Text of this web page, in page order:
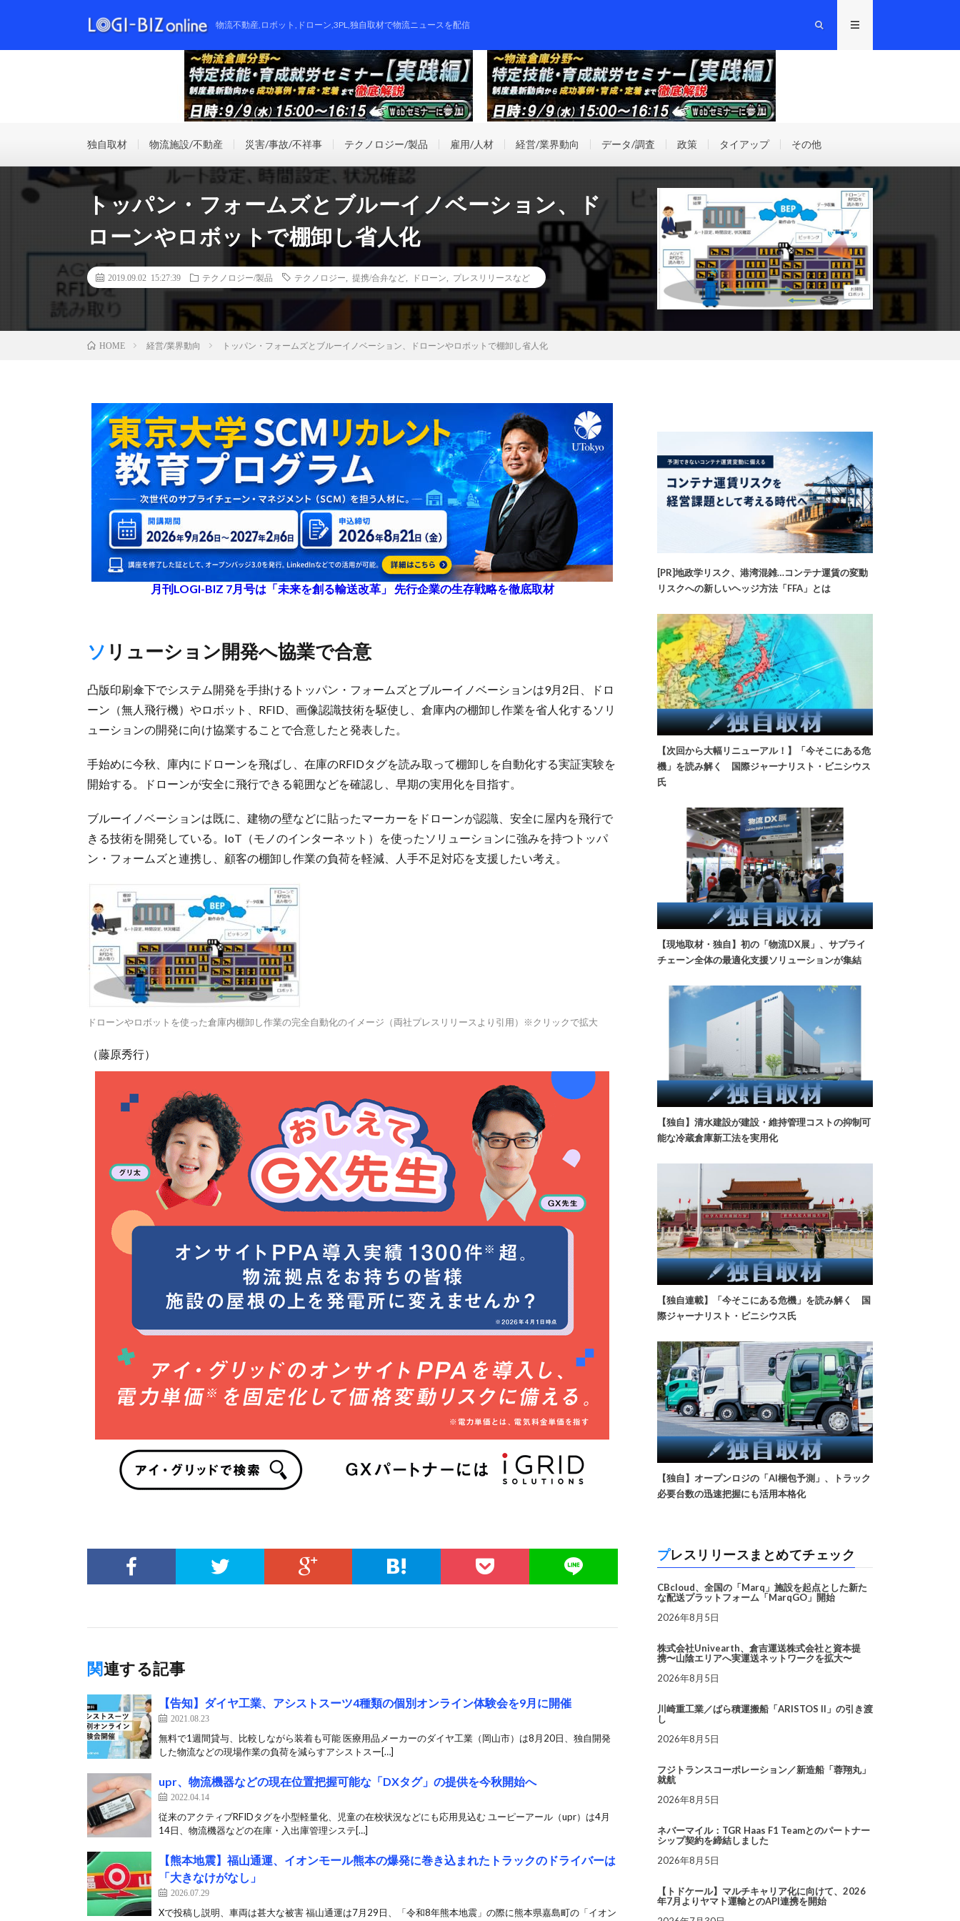
物流不動産,ロボット,ドローン,3PL,独自取材で物流ニュースを配信
独自取材 物流施設/不動産 災害/事故/不祥事 テクノロジー/製品 雇用/人材 経営/業界動向 データ/調査 政策 タイアップ その他
トッパン・フォームズとブルーイノベーション、ド
ローンやロボットで棚卸し省人化
2019.09.02 15:27:39 テクノロジー/製品 テクノロジー 提携/合弁など ドローン プレスリリースなど
HOME 経営/業界動向 トッパン・フォームズとブルーイノベーション、ドローンやロボットで棚卸し省人化
月刊LOGI-BIZ 7月号は「未来を創る輸送改革」 先行企業の生存戦略を徹底取材
ソリューション開発へ協業で合意
凸版印刷傘下でシステム開発を手掛けるトッパン・フォームズとブルーイノベーションは9月2日、ドロ
ーン（無人飛行機）やロボット、RFID、画像認識技術を駆使し、倉庫内の棚卸し作業を省人化するソリ
ューションの開発に向け協業することで合意したと発表した。
手始めに今秋、庫内にドローンを飛ばし、在庫のRFIDタグを読み取って棚卸しを自動化する実証実験を
開始する。ドローンが安全に飛行できる範囲などを確認し、早期の実用化を目指す。
ブルーイノベーションは既に、建物の壁などに貼ったマーカーをドローンが認識、安全に屋内を飛行で
きる技術を開発している。IoT（モノのインターネット）を使ったソリューションに強みを持つトッパ
ン・フォームズと連携し、顧客の棚卸し作業の負荷を軽減、人手不足対応を支援したい考え。
ドローンやロボットを使った倉庫内棚卸し作業の完全自動化のイメージ（両社プレスリリースより引用）※クリックで拡大
（藤原秀行）
関連する記事
【告知】ダイヤ工業、アシストスーツ4種類の個別オンライン体験会を9月に開催
2021.08.23
無料で1週間貸与、比較しながら装着も可能 医療用品メーカーのダイヤ工業（岡山市）は8月20日、独自開発
した物流などの現場作業の負荷を減らすアシストスー[…]
upr、物流機器などの現在位置把握可能な「DXタグ」の提供を今秋開始へ
2022.04.14
従来のアクティブRFIDタグを小型軽量化、児童の在校状況などにも応用見込む ユーピーアール（upr）は4月
14日、物流機器などの在庫・入出庫管理システ[…]
【熊本地震】福山通運、イオンモール熊本の爆発に巻き込まれたトラックのドライバーは
「大きなけがなし」
2026.07.29
Xで投稿し説明、車両は甚大な被害 福山通運は7月29日、「令和8年熊本地震」の際に熊本県嘉島町の「イオン
[PR]地政学リスク、港湾混雑…コンテナ運賃の変動
リスクへの新しいヘッジ方法「FFA」とは
【次回から大幅リニューアル！】「今そこにある危
機」を読み解く 国際ジャーナリスト・ビニシウス
氏
【現地取材・独自】初の「物流DX展」、サプライ
チェーン全体の最適化支援ソリューションが集結
【独自】清水建設が建設・維持管理コストの抑制可
能な冷蔵倉庫新工法を実用化
【独自連載】「今そこにある危機」を読み解く 国
際ジャーナリスト・ビニシウス氏
【独自】オープンロジの「AI梱包予測」、トラック
必要台数の迅速把握にも活用本格化
プレスリリースまとめてチェック
CBcloud、全国の「Marq」施設を起点とした新た
な配送プラットフォーム「MarqGO」開始
2026年8月5日
株式会社Univearth、倉吉運送株式会社と資本提
携〜山陰エリアへ実運送ネットワークを拡大〜
2026年8月5日
川崎重工業／ばら積運搬船「ARISTOS II」の引き渡
し
2026年8月5日
フジトランスコーポレーション／新造船「蓉翔丸」
就航
2026年8月5日
ネバーマイル：TGR Haas F1 Teamとのパートナー
シップ契約を締結しました
2026年8月5日
【トドケール】マルチキャリア化に向けて、2026
年7月よりヤマト運輸とのAPI連携を開始